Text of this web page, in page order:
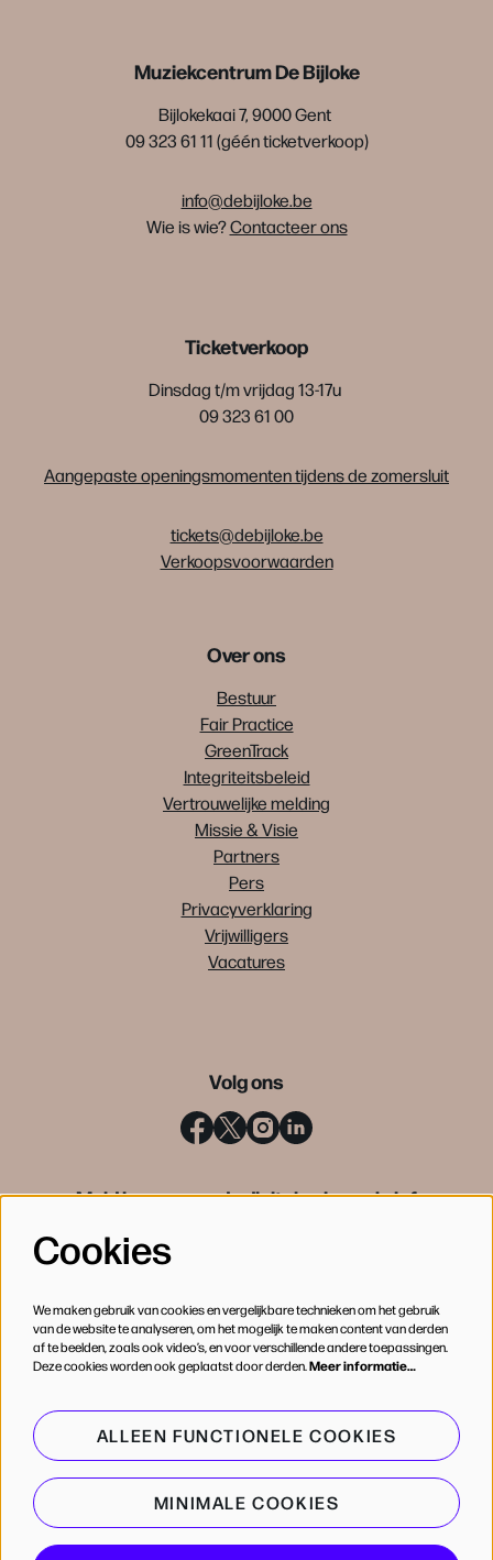
Muziekcentrum De Bijloke
Bijlokekaai 7, 9000 Gent
09 323 61 11 (géén ticketverkoop)
info@debijloke.be
Wie is wie?Contacteer ons
Ticketverkoop
Dinsdag t/m vrijdag 13-17u
09 323 61 00
Aangepaste openingsmomenten tijdens de zomersluit
tickets@debijloke.be
Verkoopsvoorwaarden
Over ons
Bestuur
Fair Practice
GreenTrack
Integriteitsbeleid
Vertrouwelijke melding
Missie & Visie
Partners
Pers
Privacyverklaring
Vrijwilligers
Vacatures
Volg ons
Meld je aan voor de digitale nieuwsbrief
Cookies
We maken gebruik van cookies en vergelijkbare technieken om het gebruik
van de website te analyseren, om het mogelijk te maken content van derden
af te beelden, zoals ook video’s, en voor verschillende andere toepassingen.
Deze cookies worden ook geplaatst door derden.Meer informatie…
ALLEEN FUNCTIONELE COOKIES
MINIMALE COOKIES